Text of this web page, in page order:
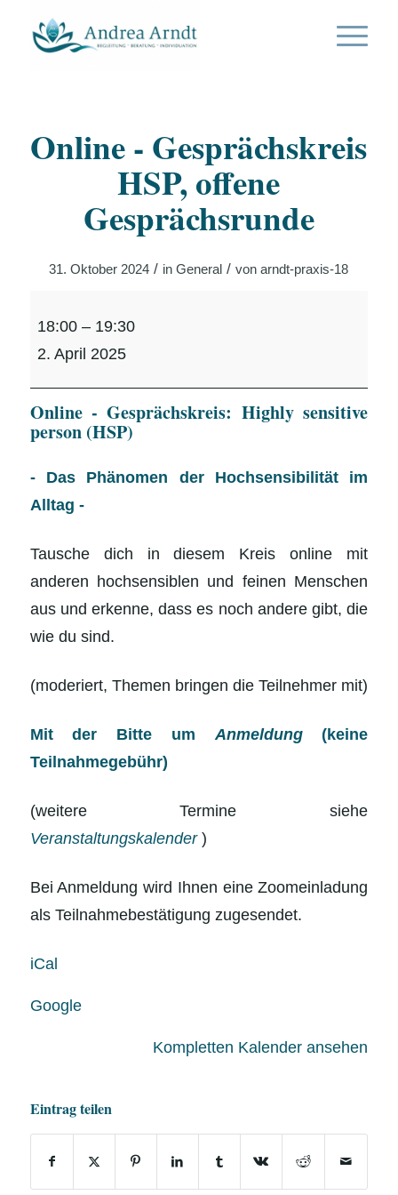
Online - Gesprächskreis
HSP, offene
Gesprächsrunde
31. Oktober 2024 / inGeneral / vonarndt-praxis-18
Gesprächskreis
HSP,
offene
Gesprächsrunde
18:00 – 19:30
2. April 2025
Online - Gesprächskreis: Highly sensitive
person (HSP)
- Das Phänomen der Hochsensibilität im
Alltag -
Tausche dich in diesem Kreis online mit
anderen hochsensiblen und feinen Menschen
aus und erkenne, dass es noch andere gibt, die
wie du sind.
(moderiert, Themen bringen die Teilnehmer mit)
Mit der Bitte umAnmeldung(keine
Teilnahmegebühr)
(weitere Termine siehe
Veranstaltungskalender )
Bei Anmeldung wird Ihnen eine Zoomeinladung
als Teilnahmebestätigung zugesendet.
iCal
Google
Kompletten Kalender ansehen
Eintrag teilen